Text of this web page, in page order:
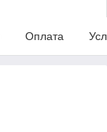
Оплата